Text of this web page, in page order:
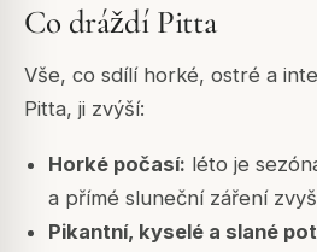
Co dráždí Pitta
Vše, co sdílí horké, ostré a
Pitta, ji zvýší:
Horké počasí: léto je
a přímé sluneční záření
Pikantní, kyselé a slané